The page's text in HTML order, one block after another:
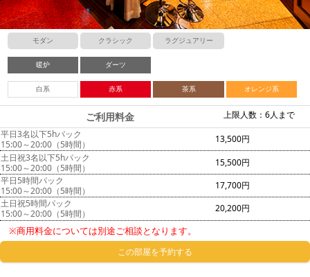
モダン クラシック ラグジュアリー
暖炉 ダーツ
白系 赤系 茶系 オレンジ系
上限人数：6人まで
ご利用料金
平日3名以下5hパック
15:00～20:00（5時間）
13,500円
土日祝3名以下5hパック
15:00～20:00（5時間）
15,500円
平日5時間パック
15:00～20:00（5時間）
17,700円
土日祝5時間パック
15:00～20:00（5時間）
20,200円
※商用料金については別途ご相談となります。
この部屋を予約する